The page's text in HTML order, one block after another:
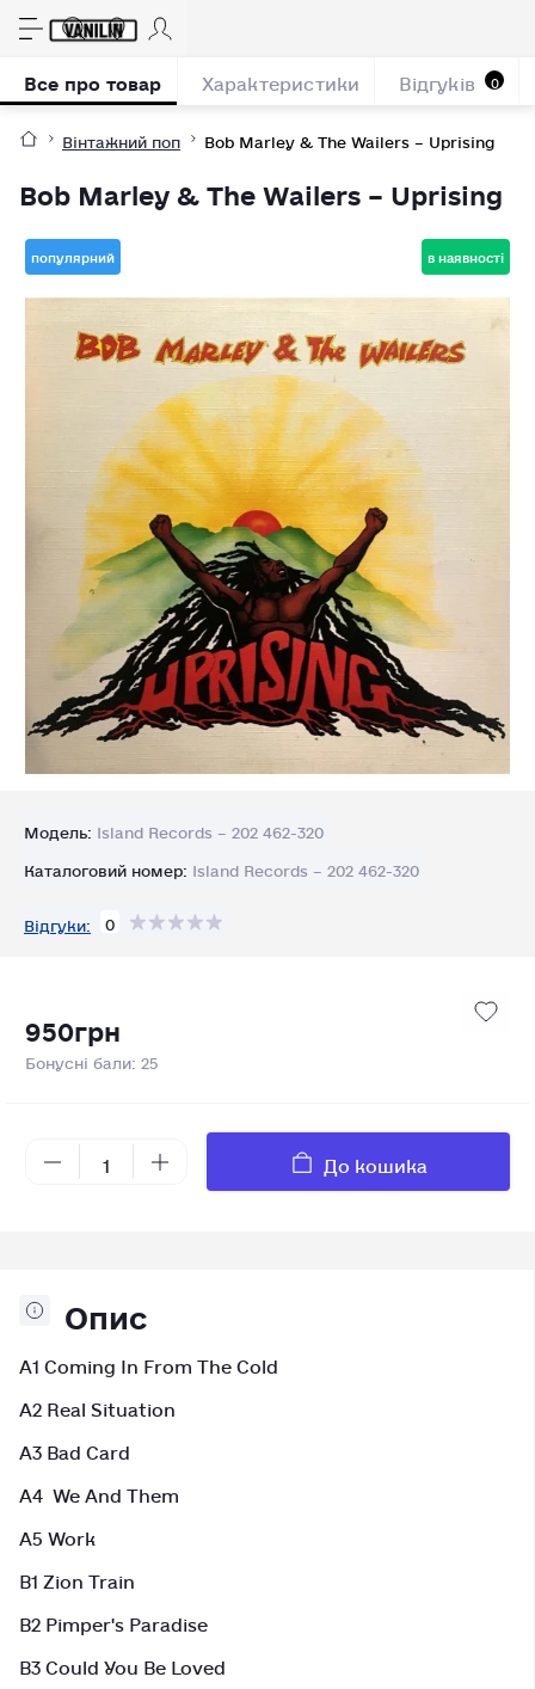
Вінтажний поп Bob Marley & The Wailers – Uprising
Bob Marley & The Wailers – Uprising
Все про товар Характеристики Відгуків 0
популярний в наявності
Модель: Island Records – 202 462-320
Каталоговий номер: Island Records – 202 462-320
Відгуки: 0
950грн
Бонусні бали: 25
До кошика
Опис
A1 Coming In From The Cold
A2 Real Situation
A3 Bad Card
A4 We And Them
A5 Work
B1 Zion Train
B2 Pimper's Paradise
B3 Could You Be Loved